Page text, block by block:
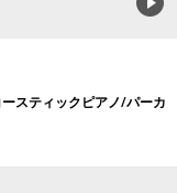
スティックピアノ/パーカ